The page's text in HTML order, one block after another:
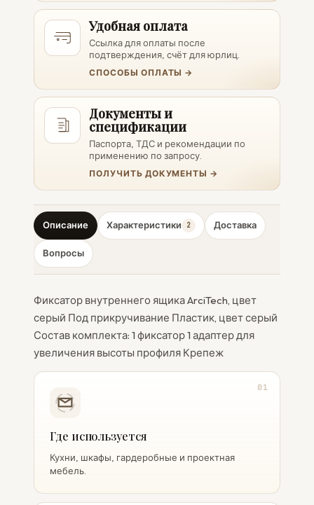
Удобная оплата
Ссылка для оплаты после
подтверждения, счёт для юрлиц.
СПОСОБЫ ОПЛАТЫ →
Документы и
спецификации
Паспорта, ТДС и рекомендации по
применению по запросу.
ПОЛУЧИТЬ ДОКУМЕНТЫ →
Описание Характеристики 2 Доставка
Вопросы
Фиксатор внутреннего ящика ArciTech, цвет
серый Под прикручивание Пластик, цвет серый
Состав комплекта: 1 фиксатор 1 адаптер для
увеличения высоты профиля Крепеж
01
Где используется
Кухни, шкафы, гардеробные и проектная
мебель.